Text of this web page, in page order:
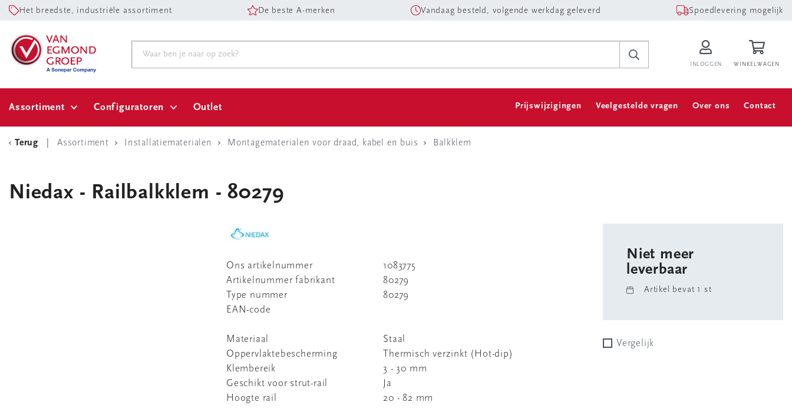
Het breedste, industriële assortiment De beste A-merken Vandaag besteld, volgende werkdag geleverd Spoedlevering mogelijk
INLOGGEN WINKELWAGEN
Assortiment Configuratoren Outlet Prijswijzigingen Veelgestelde vragen Over ons Contact
Terug Assortiment Installatiematerialen Montagematerialen voor draad, kabel en buis Balkklem
Niedax - Railbalkklem - 80279
Ons artikelnummer
1083775
Artikelnummer fabrikant
80279
Type nummer
80279
EAN-code
Materiaal
Staal
Oppervlaktebescherming
Thermisch verzinkt (Hot-dip)
Klembereik
3 - 30 mm
Geschikt voor strut-rail
Ja
Hoogte rail
20 - 82 mm
Niet meer
leverbaar
Artikel bevat 1 st
Vergelijk